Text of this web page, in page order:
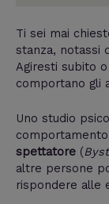
Ti sei mai
stanza, notassi
Agiresti subito
comportano gli
Uno studio
spettatore (
altre persone
rispondere alle